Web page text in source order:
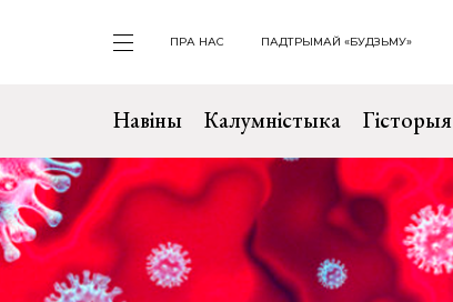
ПРА НАС ПАДТРЫМАЙ «БУДЗЬМУ»
Навіны Калумністыка Гісторыя